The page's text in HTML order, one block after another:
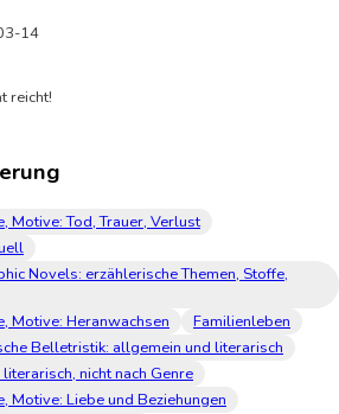
14
reicht!
Motive: Tod, Trauer, Verlust
Novels: erzählerische Themen, Stoffe,
Motive: Heranwachsen
Familienleben
Belletristik: allgemein und literarisch
nicht nach Genre
Motive: Liebe und Beziehungen